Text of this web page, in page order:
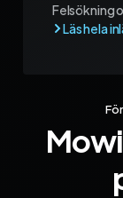
Felsökning
Sida 1Sida 2 Sida 3